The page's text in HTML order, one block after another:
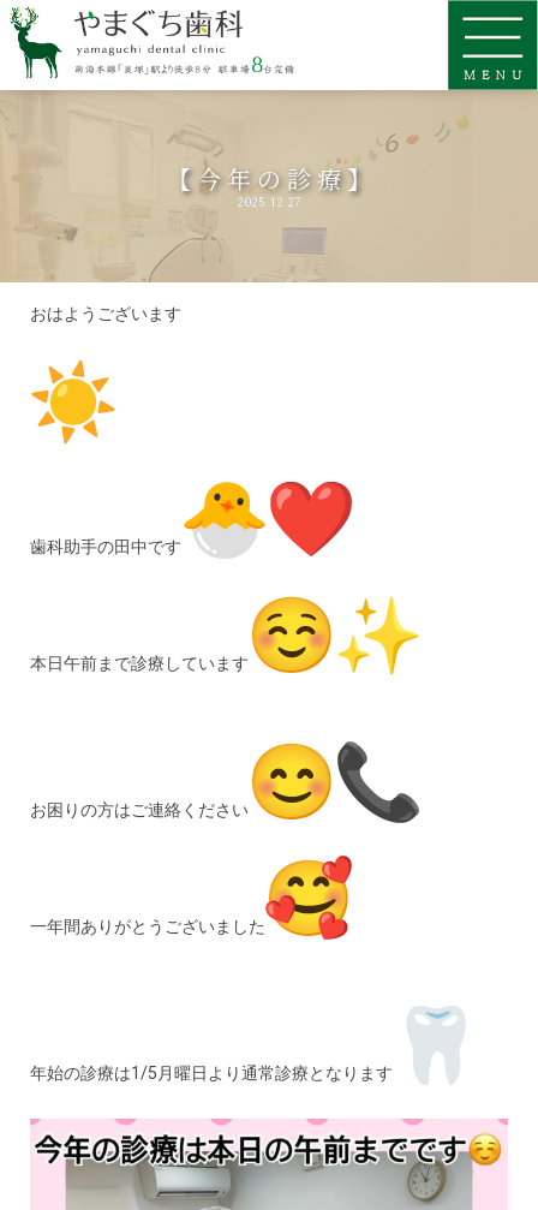
【今年の診療】
2025.12.27
おはようございます
歯科助手の田中です
本日午前まで診療しています
お困りの方はご連絡ください
一年間ありがとうございました
年始の診療は1/5月曜日より通常診療となります